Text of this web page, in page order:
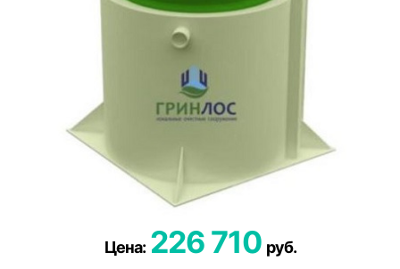
Цена: 226 710 руб.